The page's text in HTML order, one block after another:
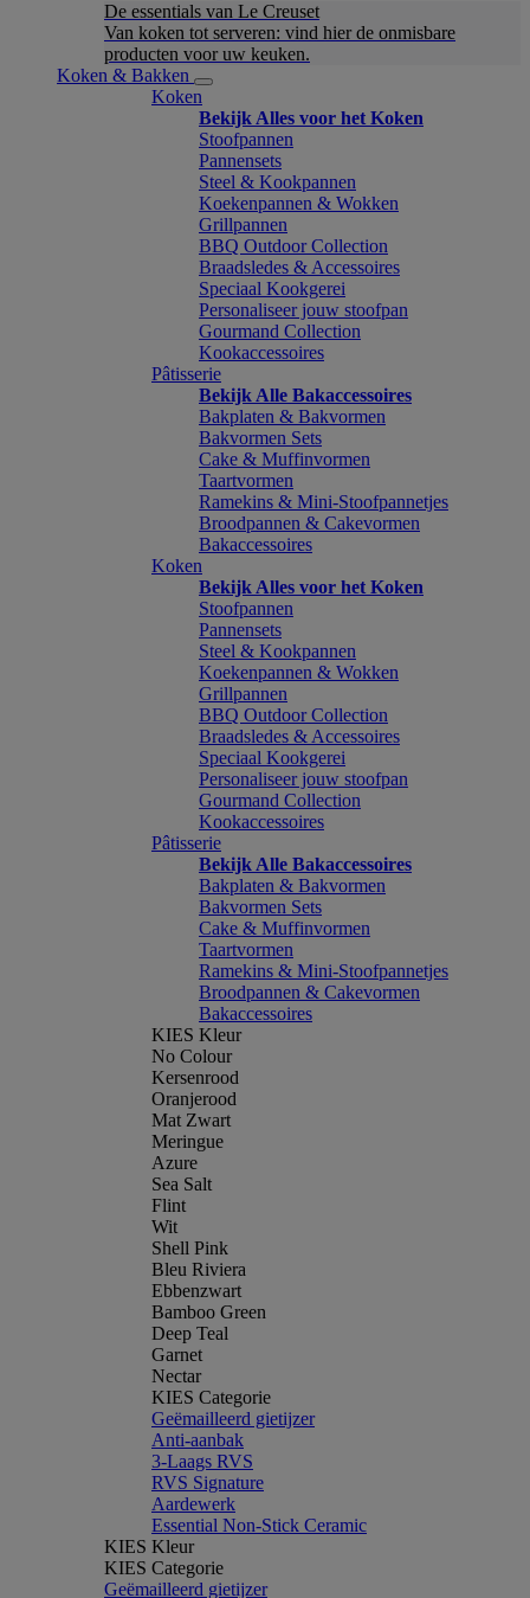
De essentials van Le Creuset
Van koken tot serveren: vind hier de onmisbare
producten voor uw keuken.
Koken & Bakken
Koken
Bekijk Alles voor het Koken
Stoofpannen
Pannensets
Steel & Kookpannen
Koekenpannen & Wokken
Grillpannen
BBQ Outdoor Collection
Braadsledes & Accessoires
Speciaal Kookgerei
Personaliseer jouw stoofpan
Gourmand Collection
Kookaccessoires
Pâtisserie
Bekijk Alle Bakaccessoires
Bakplaten & Bakvormen
Bakvormen Sets
Cake & Muffinvormen
Taartvormen
Ramekins & Mini-Stoofpannetjes
Broodpannen & Cakevormen
Bakaccessoires
Koken
Bekijk Alles voor het Koken
Stoofpannen
Pannensets
Steel & Kookpannen
Koekenpannen & Wokken
Grillpannen
BBQ Outdoor Collection
Braadsledes & Accessoires
Speciaal Kookgerei
Personaliseer jouw stoofpan
Gourmand Collection
Kookaccessoires
Pâtisserie
Bekijk Alle Bakaccessoires
Bakplaten & Bakvormen
Bakvormen Sets
Cake & Muffinvormen
Taartvormen
Ramekins & Mini-Stoofpannetjes
Broodpannen & Cakevormen
Bakaccessoires
KIES Kleur
No Colour
Kersenrood
Oranjerood
Mat Zwart
Meringue
Azure
Sea Salt
Flint
Wit
Shell Pink
Bleu Riviera
Ebbenzwart
Bamboo Green
Deep Teal
Garnet
Nectar
KIES Categorie
Geëmailleerd gietijzer
Anti-aanbak
3-Laags RVS
RVS Signature
Aardewerk
Essential Non-Stick Ceramic
KIES Kleur
KIES Categorie
Geëmailleerd gietijzer